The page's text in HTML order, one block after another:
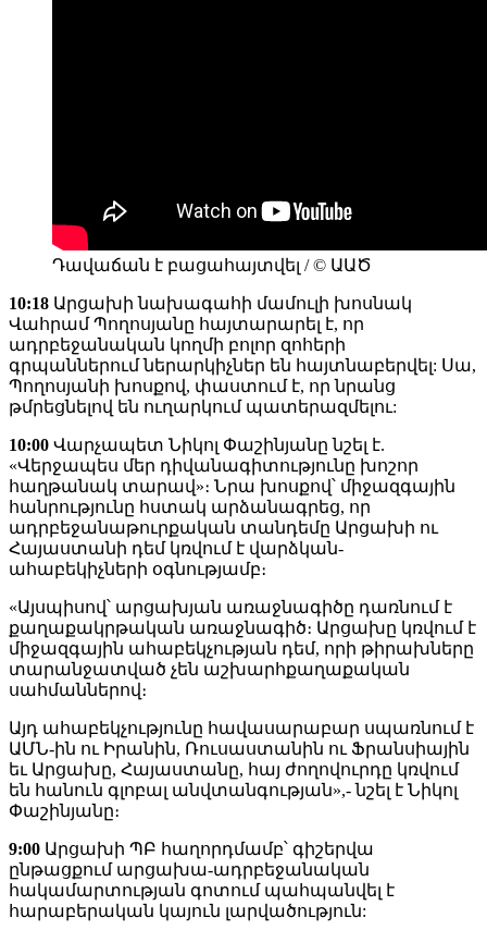
Դավաճան է բացահայտվել / © ԱԱԾ
10:18 Արցախի նախագահի մամուլի խոսնակ
Վահրամ Պողոսյանը հայտարարել է, որ
ադրբեջանական կողմի բոլոր զոհերի
գրպաններում ներարկիչներ են հայտնաբերվել: Սա,
Պողոսյանի խոսքով, փաստում է, որ նրանց
թմրեցնելով են ուղարկում պատերազմելու:
10:00 Վարչապետ Նիկոլ Փաշինյանը նշել է.
«Վերջապես մեր դիվանագիտությունը խոշոր
հաղթանակ տարավ»։ Նրա խոսքով՝ միջազգային
հանրությունը հստակ արձանագրեց, որ
ադրբեջանաթուրքական տանդեմը Արցախի ու
Հայաստանի դեմ կռվում է վարձկան-
ահաբեկիչների օգնությամբ։
«Այսպիսով՝ արցախյան առաջնագիծը դառնում է
քաղաքակրթական առաջնագիծ։ Արցախը կռվում է
միջազգային ահաբեկչության դեմ, որի թիրախները
տարանջատված չեն աշխարհքաղաքական
սահմաններով։
Այդ ահաբեկչությունը հավասարաբար սպառնում է
ԱՄՆ-ին ու Իրանին, Ռուսաստանին ու Ֆրանսիային
եւ Արցախը, Հայաստանը, հայ ժողովուրդը կռվում
են հանուն գլոբալ անվտանգության»,- նշել է Նիկոլ
Փաշինյանը։
9:00 Արցախի ՊԲ հաղորդմամբ՝ գիշերվա
ընթացքում արցախա-ադրբեջանական
հակամարտության գոտում պահպանվել է
հարաբերական կայուն լարվածություն: